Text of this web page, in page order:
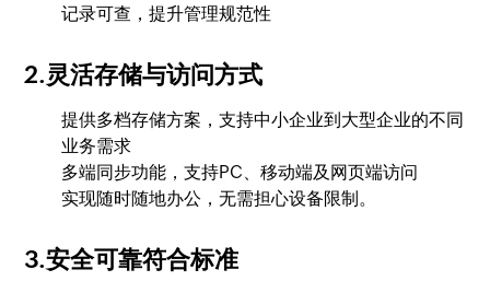
记录可查，提升管理规范性
2.灵活存储与访问方式
提供多档存储方案，支持中小企业到大型企业的不同
业务需求
多端同步功能，支持PC、移动端及网页端访问
实现随时随地办公，无需担心设备限制。
3.安全可靠符合标准